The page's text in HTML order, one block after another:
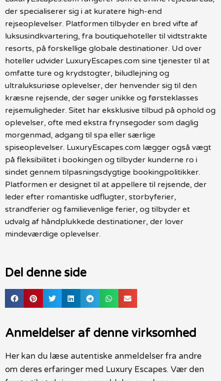
der specialiserer sig i at kuratere high-end
rejseoplevelser. Platformen tilbyder en bred vifte af
luksusindkvartering, fra boutiquehoteller til vidtstrakte
resorts, på forskellige globale destinationer. Ud over
hoteller udvider LuxuryEscapes.com sine tjenester til at
omfatte ture og krydstogter, biludlejning og
ultraluksuriøse oplevelser, der henvender sig til den
kræsne rejsende, der søger unikke og førsteklasses
rejsemuligheder. Sitet har eksklusive tilbud på ophold og
oplevelser, ofte med ekstra frynsegoder som daglig
morgenmad, adgang til spa eller særlige
spiseoplevelser. LuxuryEscapes.com lægger også vægt
på fleksibilitet i bookingen og tilbyder kunderne ro i
sindet gennem tilpasningsdygtige bookingpolitikker.
Platformen er designet til at appellere til rejsende, der
leder efter romantiske udflugter, storbyferier,
strandferier og familievenlige ferier, og tilbyder et
udvalg af håndplukkede destinationer, der lover
mindeværdige oplevelser.
Del denne side
Anmeldelser af denne virksomhed
Her kan du læse autentiske anmeldelser fra andre
om deres erfaringer med Luxury Escapes. Vær den